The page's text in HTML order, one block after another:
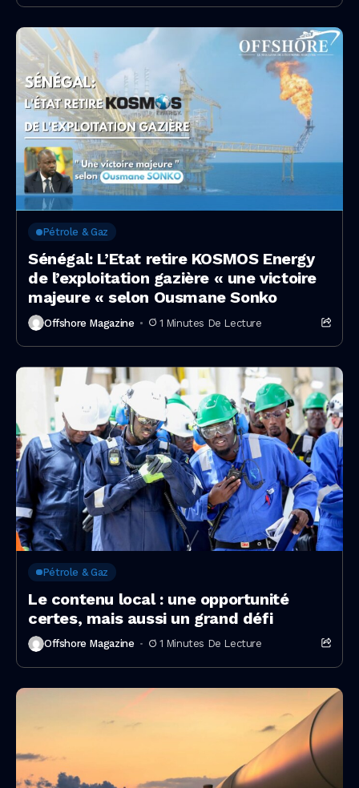
Pétrole & Gaz
Sénégal: L’Etat retire KOSMOS Energy
de l’exploitation gazière « une victoire
majeure « selon Ousmane Sonko
Offshore Magazine 1 Minutes De Lecture
Pétrole & Gaz
Le contenu local : une opportunité
certes, mais aussi un grand défi
Offshore Magazine 1 Minutes De Lecture